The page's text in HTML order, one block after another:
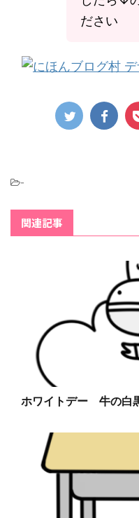
ださい
-
関連記事
ホワイトデー 牛の白